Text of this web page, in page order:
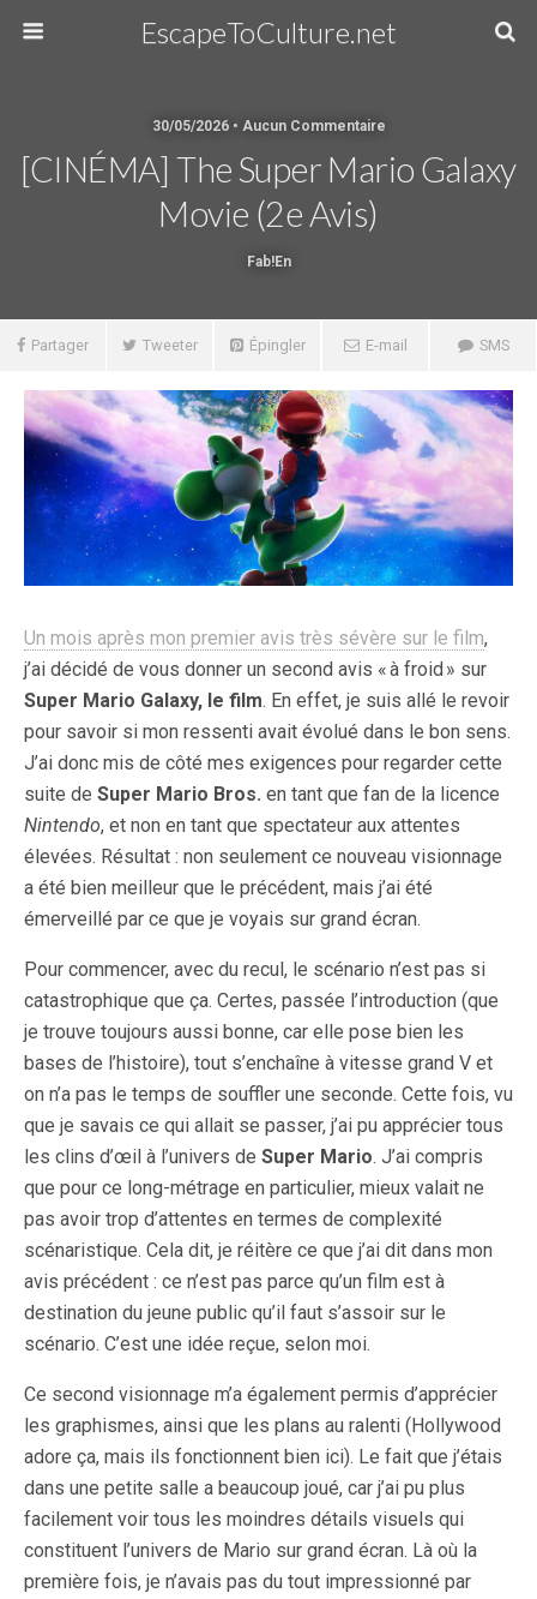
EscapeToCulture.net
30/05/2026 • Aucun Commentaire
[CINÉMA] The Super Mario Galaxy
Movie (2e Avis)
Fab!en
Partager Tweeter Épingler E-mail SMS
Un mois après mon premier avis très sévère sur le film,
j’ai décidé de vous donner un second avis « à froid » sur
Super Mario Galaxy, le film. En effet, je suis allé le revoir
pour savoir si mon ressenti avait évolué dans le bon sens.
J’ai donc mis de côté mes exigences pour regarder cette
suite de Super Mario Bros. en tant que fan de la licence
Nintendo, et non en tant que spectateur aux attentes
élevées. Résultat : non seulement ce nouveau visionnage
a été bien meilleur que le précédent, mais j’ai été
émerveillé par ce que je voyais sur grand écran.
Pour commencer, avec du recul, le scénario n’est pas si
catastrophique que ça. Certes, passée l’introduction (que
je trouve toujours aussi bonne, car elle pose bien les
bases de l’histoire), tout s’enchaîne à vitesse grand V et
on n’a pas le temps de souffler une seconde. Cette fois, vu
que je savais ce qui allait se passer, j’ai pu apprécier tous
les clins d’œil à l’univers de Super Mario. J’ai compris
que pour ce long-métrage en particulier, mieux valait ne
pas avoir trop d’attentes en termes de complexité
scénaristique. Cela dit, je réitère ce que j’ai dit dans mon
avis précédent : ce n’est pas parce qu’un film est à
destination du jeune public qu’il faut s’assoir sur le
scénario. C’est une idée reçue, selon moi.
Ce second visionnage m’a également permis d’apprécier
les graphismes, ainsi que les plans au ralenti (Hollywood
adore ça, mais ils fonctionnent bien ici). Le fait que j’étais
dans une petite salle a beaucoup joué, car j’ai pu plus
facilement voir tous les moindres détails visuels qui
constituent l’univers de Mario sur grand écran. Là où la
première fois, je n’avais pas du tout impressionné par